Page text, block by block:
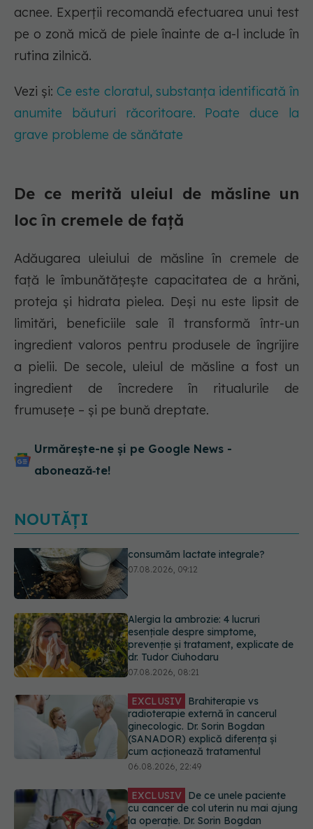
acnee. Experții recomandă efectuarea unui test
pe o zonă mică de piele înainte de a-l include în
rutina zilnică.
Vezi și:Ce este cloratul, substanța identificată în
anumite băuturi răcoritoare. Poate duce la
grave probleme de sănătate
De ce merită uleiul de măsline un
loc în cremele de față
Adăugarea uleiului de măsline în cremele de
față le îmbunătățește capacitatea de a hrăni,
proteja și hidrata pielea. Deși nu este lipsit de
limitări, beneficiile sale îl transformă într-un
ingredient valoros pentru produsele de îngrijire
a pielii. De secole, uleiul de măsline a fost un
ingredient de încredere în ritualurile de
frumusețe – și pe bună dreptate.
Urmărește-ne și pe Google News -
abonează‑te!
NOUTĂȚI
Alergia la ambrozie: 4 lucruri
07.08.2026, 08:21
EXCLUSIV Brahiterapie vs
radioterapie externă în cancerul
ginecologic. Dr. Sorin Bogdan
cum acționează tratamentul
06.08.2026, 22:49
EXCLUSIV
De ce unele paciente
cu cancer de col uterin nu mai ajung
la operație. Dr. Sorin Bogdan
chirurgicală, doar în situații
particulare
06.08.2026, 20:45